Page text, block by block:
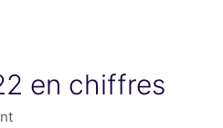
en chiffres